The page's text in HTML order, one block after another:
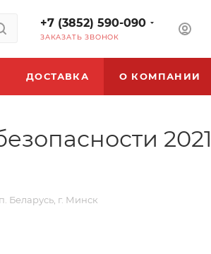
+7 (3852) 590-090
ЗАКАЗАТЬ ЗВОНОК
ДОСТАВКА О КОМПАНИИ
Беларусь, г. Минск